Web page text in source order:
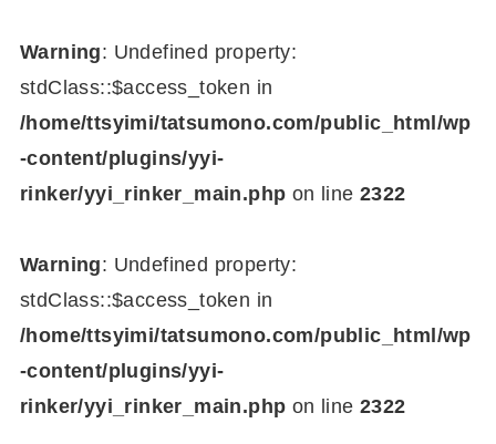
Warning: Undefined property:
stdClass::$access_token in
/home/ttsyimi/tatsumono.com/public_html/wp
-content/plugins/yyi-
rinker/yyi_rinker_main.php on line2322
Warning: Undefined property:
stdClass::$access_token in
/home/ttsyimi/tatsumono.com/public_html/wp
-content/plugins/yyi-
rinker/yyi_rinker_main.php on line2322